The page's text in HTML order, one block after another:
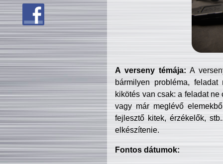
A verseny témája: A
bármilyen probléma, feladat
kikötés van csak: a feladat
vagy már meglévő
fejlesztő kitek, érzékelők,
elkészítenie.
Fontos dátumok: